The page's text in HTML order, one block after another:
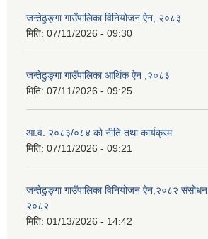
जन्तेढुङ्गा गाउँपालिका विनियोजन ऐन, २०८३
मिति: 07/11/2026 - 09:30
जन्तेढुङ्गा गाउँपालिका आर्थिक ऐन ,२०८३
मिति: 07/11/2026 - 09:25
आ.व. २०८३/०८४ को नीति तथा कार्यक्रम
मिति: 07/11/2026 - 09:21
जन्तेढुङ्गा गाउँपालिका विनियोजन ऐन,२०८२ संसोधन
२०८२
मिति: 01/13/2026 - 14:42